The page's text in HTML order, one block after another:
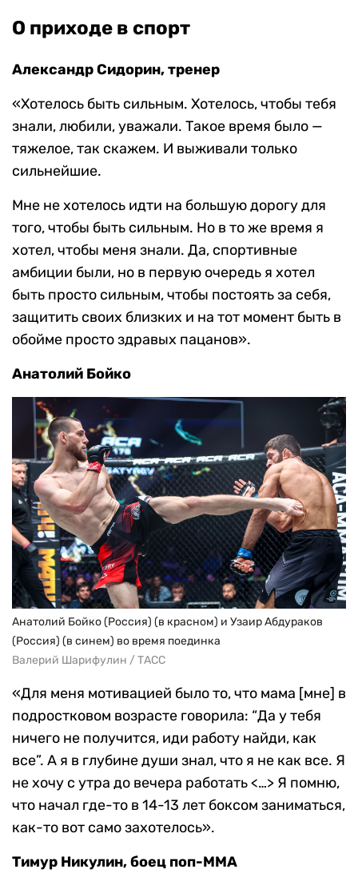
О приходе в спорт
Александр Сидорин, тренер
«Хотелось быть сильным. Хотелось, чтобы тебя
знали, любили, уважали. Такое время было —
тяжелое, так скажем. И выживали только
сильнейшие.
Мне не хотелось идти на большую дорогу для
того, чтобы быть сильным. Но в то же время я
хотел, чтобы меня знали. Да, спортивные
амбиции были, но в первую очередь я хотел
быть просто сильным, чтобы постоять за себя,
защитить своих близких и на тот момент быть в
обойме просто здравых пацанов».
Анатолий Бойко
Анатолий Бойко (Россия) (в красном) и Узаир Абдураков
(Россия) (в синем) во время поединка
Валерий Шарифулин / ТАСС
«Для меня мотивацией было то, что мама [мне] в
подростковом возрасте говорила: “Да у тебя
ничего не получится, иди работу найди, как
все”. А я в глубине души знал, что я не как все. Я
не хочу с утра до вечера работать <…> Я помню,
что начал где-то в 14-13 лет боксом заниматься,
как-то вот само захотелось».
Тимур Никулин, боец поп-MMA